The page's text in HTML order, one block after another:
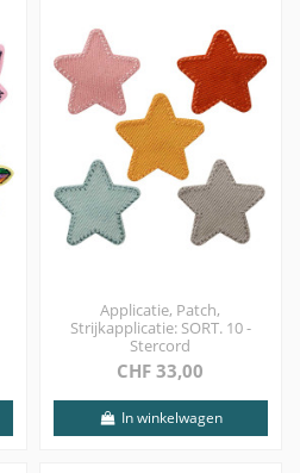
Applicatie, Patch,
Strijkapplicatie: SORT. 10 -
Stercord
CHF 33,00
In winkelwagen